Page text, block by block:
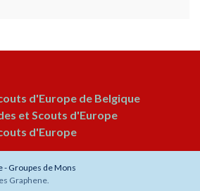
d'Europe de Belgique
et Scouts d'Europe
d'Europe
- Groupes de Mons
Graphene